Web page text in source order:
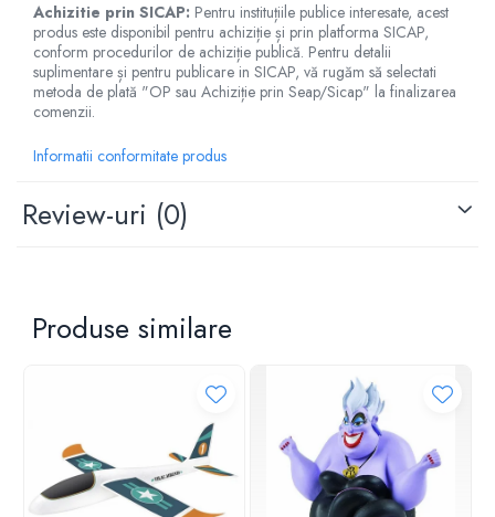
Achizitie prin SICAP: Pentru instituțiile publice interesate, acest
produs este disponibil pentru achiziție și prin platforma SICAP,
conform procedurilor de achiziție publică. Pentru detalii
suplimentare și pentru publicare in SICAP, vă rugăm să selectati
metoda de plată "OP sau Achiziție prin Seap/Sicap" la finalizarea
comenzii.
Informatii conformitate produs
Review-uri (0)
Produse similare